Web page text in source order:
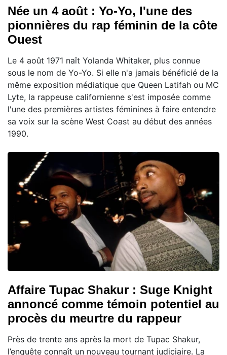
Née un 4 août : Yo-Yo, l'une des
pionnières du rap féminin de la côte
Ouest
Le 4 août 1971 naît Yolanda Whitaker, plus connue
sous le nom de Yo-Yo. Si elle n'a jamais bénéficié de la
même exposition médiatique que Queen Latifah ou MC
Lyte, la rappeuse californienne s'est imposée comme
l'une des premières artistes féminines à faire entendre
sa voix sur la scène West Coast au début des années
1990.
Affaire Tupac Shakur : Suge Knight
annoncé comme témoin potentiel au
procès du meurtre du rappeur
Près de trente ans après la mort de Tupac Shakur,
l’enquête connaît un nouveau tournant judiciaire. La